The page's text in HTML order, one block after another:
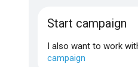
Start campaign
I also want to work
campaign